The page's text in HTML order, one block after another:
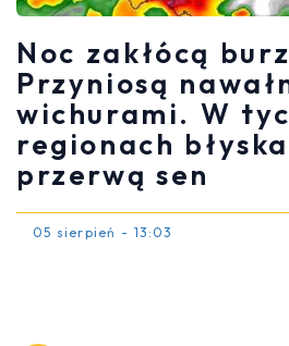
Noc zakłócą
Przyniosą
wichurami. W
regionach
przerwą sen
05 sierpień - 13:03